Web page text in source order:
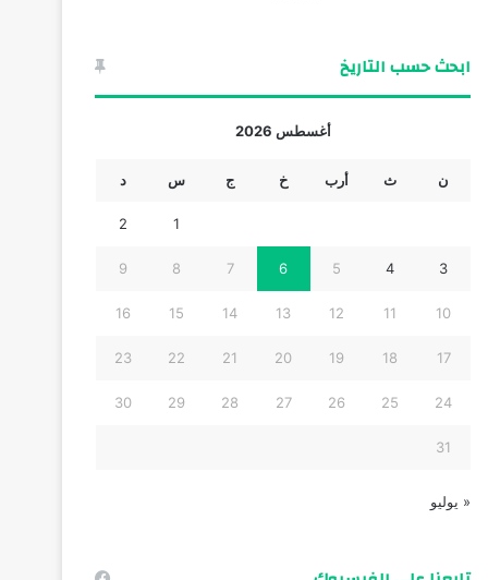
ابحث حسب التاريخ
أغسطس 2026
ن ث أرب خ ج س د
1
2
3
4
5
6
7
8
9
10
11
12
13
14
15
16
17
18
19
20
21
22
23
24
25
26
27
28
29
30
31
« يوليو